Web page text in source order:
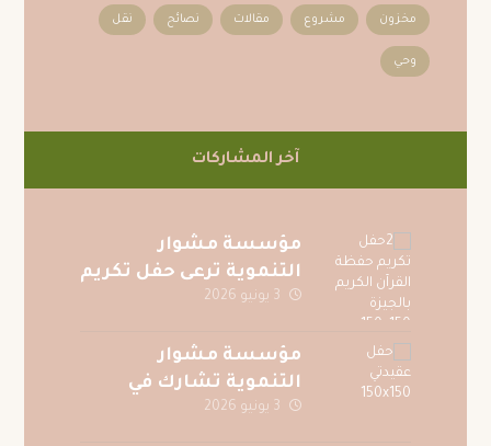
مخزون مشروع مقالات نصائح نقل
وحي
آخر المشاركات
مؤسسة مشوار
التنموية ترعى حفل تكريم
حفظة القرآن الكريم
الجيزة
3 يونيو 2026
مؤسسة مشوار
التنموية تشارك في
احتفالية جوائز المسابقة
3 يونيو 2026